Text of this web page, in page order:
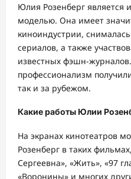
Юлия Розенберг является
моделью. Она имеет
киноиндустрии,
сериалов, а также
известных фэшн-
профессионализм
так и за рубежом.
Какие работы Юлии
На экранах кинотеатров
Розенберг в таких
Сергеевна», «Жить», «97
«Воронины» и многих